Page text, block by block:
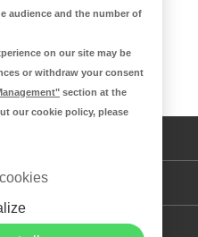
newsletter
audience and the number of
on our site may be
or withdraw your consent
section at the
our cookie policy, please